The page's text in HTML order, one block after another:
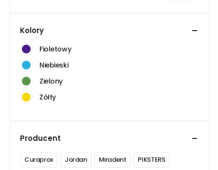
Kolory
Fioletowy
Niebieski
Zielony
Żółty
Producent
Curaprox Jordan Miradent PIKSTERS